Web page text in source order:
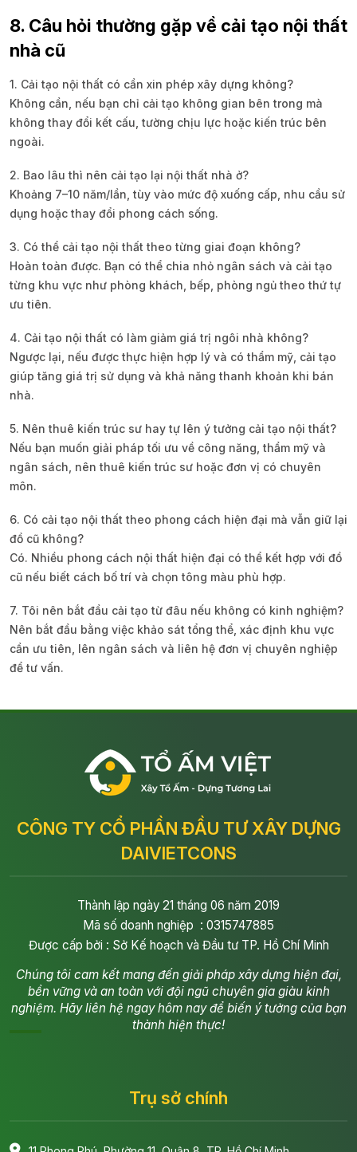
8. Câu hỏi thường gặp về cải tạo nội thất
nhà cũ
1. Cải tạo nội thất có cần xin phép xây dựng không?
Không cần, nếu bạn chỉ cải tạo không gian bên trong mà
không thay đổi kết cấu, tường chịu lực hoặc kiến trúc bên
ngoài.
2. Bao lâu thì nên cải tạo lại nội thất nhà ở?
Khoảng 7–10 năm/lần, tùy vào mức độ xuống cấp, nhu cầu sử
dụng hoặc thay đổi phong cách sống.
3. Có thể cải tạo nội thất theo từng giai đoạn không?
Hoàn toàn được. Bạn có thể chia nhỏ ngân sách và cải tạo
từng khu vực như phòng khách, bếp, phòng ngủ theo thứ tự
ưu tiên.
4. Cải tạo nội thất có làm giảm giá trị ngôi nhà không?
Ngược lại, nếu được thực hiện hợp lý và có thẩm mỹ, cải tạo
giúp tăng giá trị sử dụng và khả năng thanh khoản khi bán
nhà.
5. Nên thuê kiến trúc sư hay tự lên ý tưởng cải tạo nội thất?
Nếu bạn muốn giải pháp tối ưu về công năng, thẩm mỹ và
ngân sách, nên thuê kiến trúc sư hoặc đơn vị có chuyên
môn.
6. Có cải tạo nội thất theo phong cách hiện đại mà vẫn giữ lại
đồ cũ không?
Có. Nhiều phong cách nội thất hiện đại có thể kết hợp với đồ
cũ nếu biết cách bố trí và chọn tông màu phù hợp.
7. Tôi nên bắt đầu cải tạo từ đâu nếu không có kinh nghiệm?
Nên bắt đầu bằng việc khảo sát tổng thể, xác định khu vực
cần ưu tiên, lên ngân sách và liên hệ đơn vị chuyên nghiệp
để tư vấn.
CÔNG TY CỔ PHẦN ĐẦU TƯ XÂY DỰNG
DAIVIETCONS
Thành lập ngày 21 tháng 06 năm 2019
Mã số doanh nghiệp : 0315747885
Được cấp bởi : Sở Kế hoạch và Đầu tư TP. Hồ Chí Minh
Chúng tôi cam kết mang đến giải pháp xây dựng hiện đại,
bền vững và an toàn với đội ngũ chuyên gia giàu kinh
nghiệm. Hãy liên hệ ngay hôm nay để biến ý tưởng của bạn
thành hiện thực!
Trụ sở chính